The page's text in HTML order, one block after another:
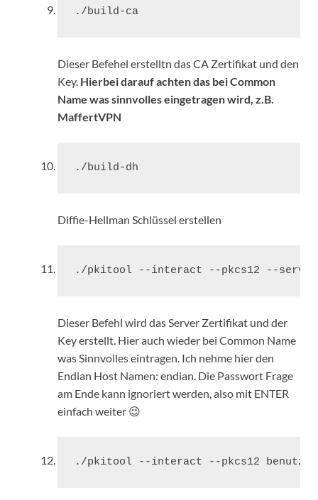
./build-ca
Dieser Befehel erstelltn das CA Zertifikat und den
Key. Hierbei darauf achten das bei Common
Name was sinnvolles eingetragen wird, z.B.
MaffertVPN
./build-dh
Diffie-Hellman Schlüssel erstellen
./pkitool --interact --pkcs12 --server
Dieser Befehl wird das Server Zertifikat und der
Key erstellt. Hier auch wieder bei Common Name
was Sinnvolles eintragen. Ich nehme hier den
Endian Host Namen: endian. Die Passwort Frage
am Ende kann ignoriert werden, also mit ENTER
einfach weiter 😉
./pkitool --interact --pkcs12